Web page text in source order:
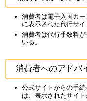
消費者は電子入国カ
に表示された代行サ
消費者は代行手数料
いる。
消費者へのアドバ
公式サイトからの手
は、表示されたサイ